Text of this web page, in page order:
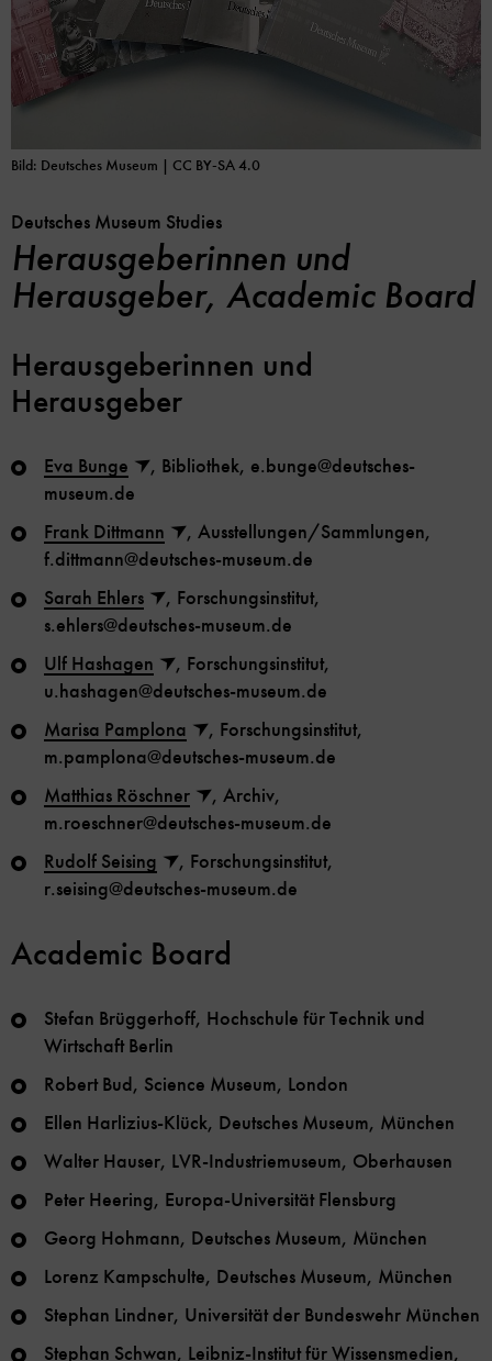
Bild: Deutsches Museum | CC BY-SA 4.0
Deutsches Museum Studies
Herausgeberinnen und
Herausgeber, Academic Board
Herausgeberinnen und
Herausgeber
Eva Bunge
, Bibliothek, e.bunge@deutsches-
museum.de
Frank Dittmann
, Ausstellungen/Sammlungen,
f.dittmann@deutsches-museum.de
Sarah Ehlers
, Forschungsinstitut,
s.ehlers@deutsches-museum.de
Ulf Hashagen
, Forschungsinstitut,
u.hashagen@deutsches-museum.de
Marisa Pamplona
, Forschungsinstitut,
m.pamplona@deutsches-museum.de
Matthias Röschner
, Archiv,
m.roeschner@deutsches-museum.de
Rudolf Seising
, Forschungsinstitut,
r.seising@deutsches-museum.de
Academic Board
Stefan Brüggerhoff, Hochschule für Technik und
Wirtschaft Berlin
Robert Bud, Science Museum, London
Ellen Harlizius-Klück, Deutsches Museum, München
Walter Hauser, LVR-Industriemuseum, Oberhausen
Peter Heering, Europa-Universität Flensburg
Georg Hohmann, Deutsches Museum, München
Lorenz Kampschulte, Deutsches Museum, München
Stephan Lindner, Universität der Bundeswehr München
Stephan Schwan, Leibniz-Institut für Wissensmedien,